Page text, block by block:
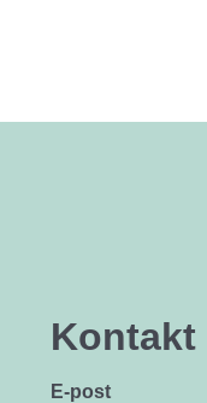
Kontakt
E-post